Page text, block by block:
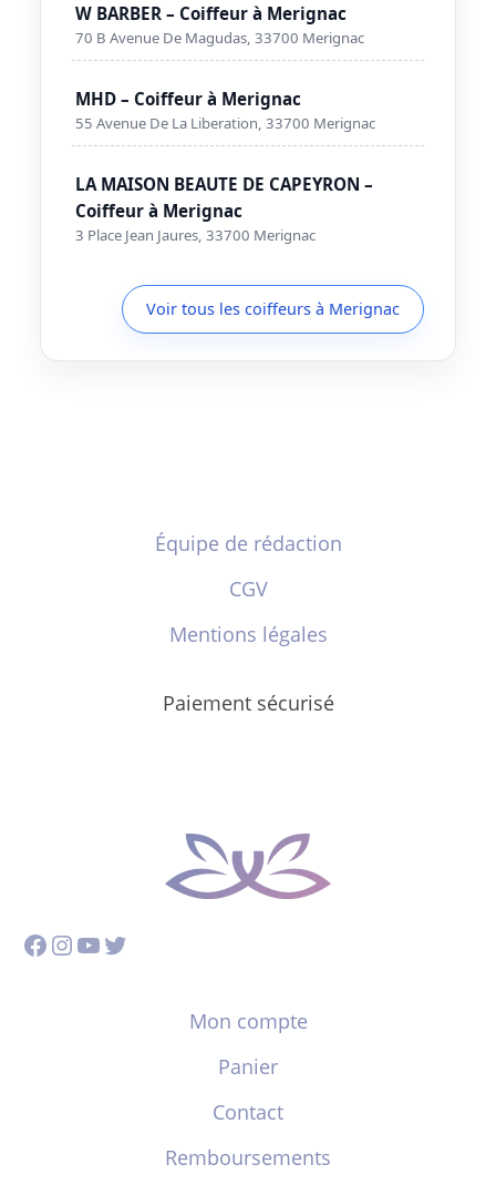
W BARBER – Coiffeur à Merignac
70 B Avenue De Magudas, 33700 Merignac
MHD – Coiffeur à Merignac
55 Avenue De La Liberation, 33700 Merignac
LA MAISON BEAUTE DE CAPEYRON –
Coiffeur à Merignac
3 Place Jean Jaures, 33700 Merignac
Voir tous les coiffeurs à Merignac
Équipe de rédaction
CGV
Mentions légales
Paiement sécurisé
Facebook
Instagram
YouTube
Twitter
Mon compte
Panier
Contact
Remboursements